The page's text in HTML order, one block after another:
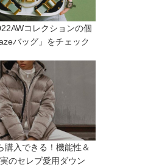
コレクションの個
バッグ」をチェック
購入できる！機能性＆
のセレブ愛用ダウン